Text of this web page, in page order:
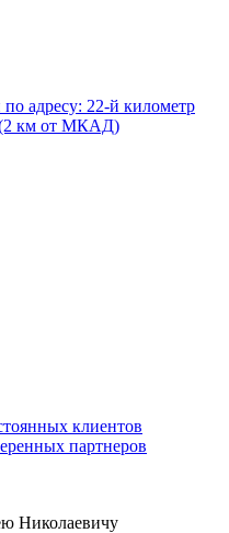
адресу: 22-й километр
(2 км от МКАД)
клиентов
партнеров
Николаевичу